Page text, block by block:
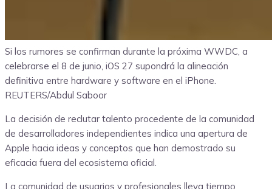
Si los rumores se confirman durante la próxima WWDC, a
celebrarse el 8 de junio, iOS 27 supondrá la alineación
definitiva entre hardware y software en el iPhone.
REUTERS/Abdul Saboor
La decisión de reclutar talento procedente de la comunidad
de desarrolladores independientes indica una apertura de
Apple hacia ideas y conceptos que han demostrado su
eficacia fuera del ecosistema oficial.
La comunidad de usuarios y profesionales lleva tiempo